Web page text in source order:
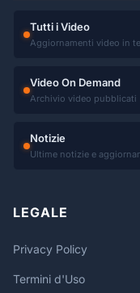
Tutti i Video
Aggiornamenti video in
Video On Demand
Archivio video pubblicati
Notizie
Ultime notizie e
LEGALE
Privacy Policy
Termini d'Uso